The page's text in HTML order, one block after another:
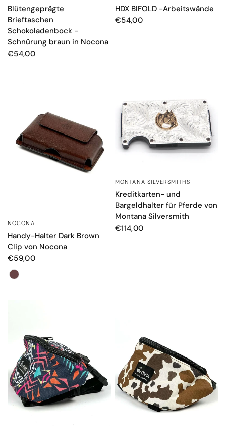
Blütengeprägte
Brieftaschen
Schokoladenbock -
Schnürung braun in Nocona
€54,00
HDX BIFOLD -Arbeitswände
€54,00
NOCONA
Handy-Halter Dark Brown
Clip von Nocona
€59,00
Farbe
SCHNELLANSICHT
MONTANA SILVERSMITHS
Kreditkarten- und
Bargeldhalter für Pferde von
Montana Silversmith
€114,00